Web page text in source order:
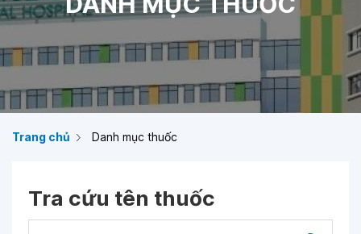
Trang chủ Danh mục thuốc
Tra cứu tên thuốc